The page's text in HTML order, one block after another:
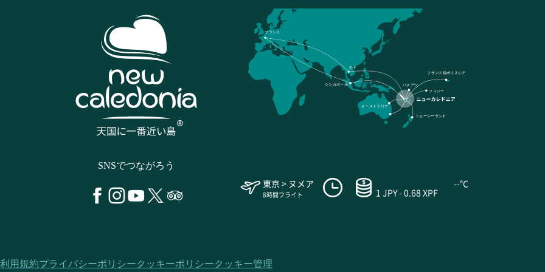
SNSでつながろう
フランス
フランス領ポリネシア
フィジー
ニュージーランド
オーストラリア
シンガポール
タイ
バヌアツ
東京 > ヌメア
8時間フライト 1 JPY - 0.68 XPF
--°C
利用規約プライバシーポリシークッキーポリシークッキー管理